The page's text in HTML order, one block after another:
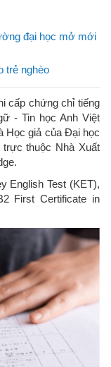
đại học mở mới
trẻ nghèo
cấp chứng chỉ tiếng
- Tin học Anh Việt
Học giả của Đại học
thuộc Nhà Xuất
English Test (KET),
First Certificate in